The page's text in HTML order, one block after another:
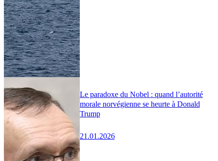
Le paradoxe du Nobel : quand l’autorité
morale norvégienne se heurte à Donald
Trump
21.01.2026